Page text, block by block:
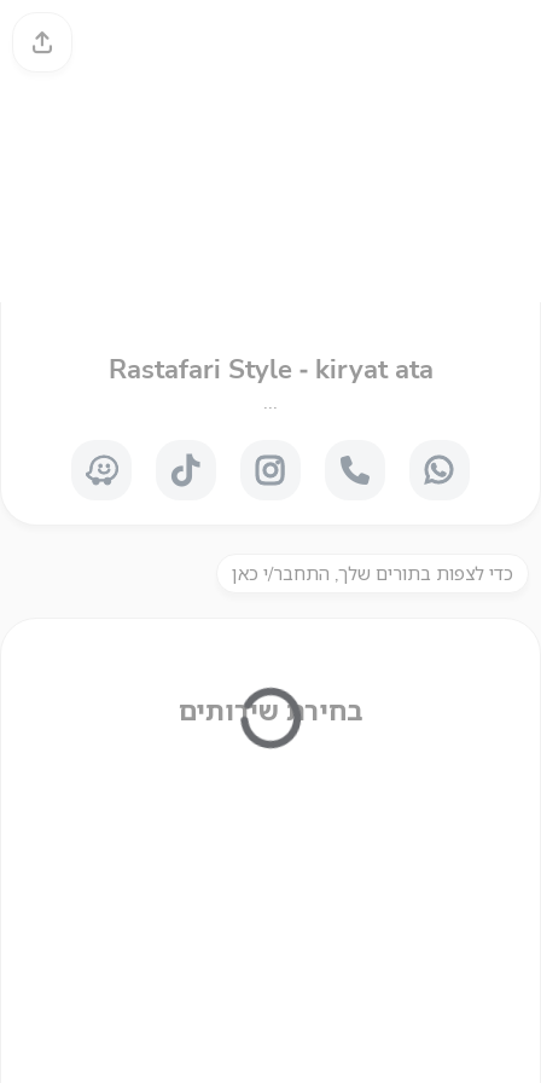
Rastafari Style - kiryat ata
...
כדי לצפות בתורים שלך, התחבר/י כאן
בחירת שירותים